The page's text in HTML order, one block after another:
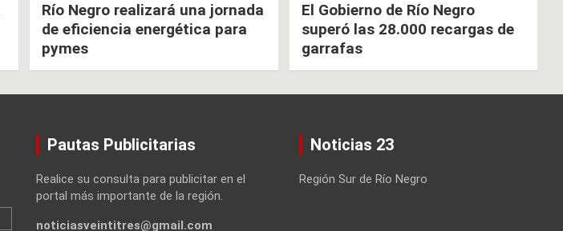
Río Negro realizará una jornada
de eficiencia energética para
pymes
El Gobierno de Río Negro
superó las 28.000 recargas de
garrafas
Pautas Publicitarias
Realice su consulta para publicitar en el
portal más importante de la región.
noticiasveintitres@gmail.com
Noticias 23
Región Sur de Río Negro